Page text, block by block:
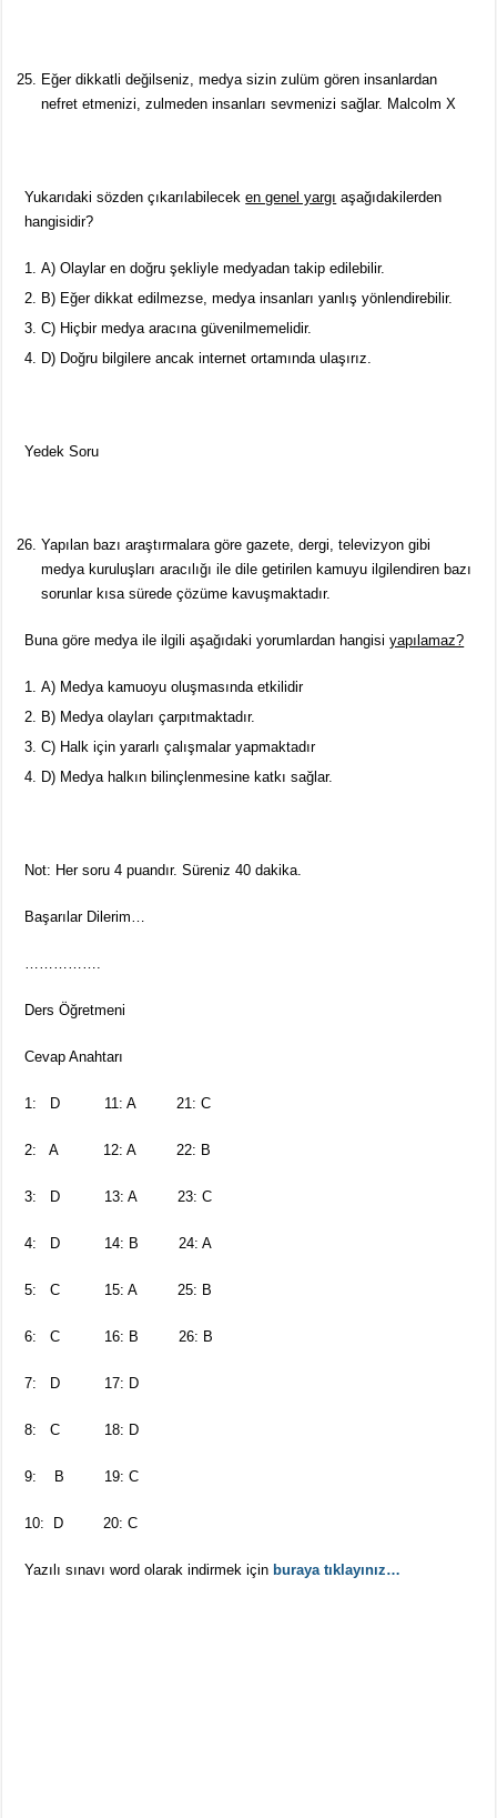
Eğer dikkatli değilseniz, medya sizin zulüm gören insanlardan
nefret etmenizi, zulmeden insanları sevmenizi sağlar. Malcolm X
Yukarıdaki sözden çıkarılabileceken genel yargı aşağıdakilerden
hangisidir?
A) Olaylar en doğru şekliyle medyadan takip edilebilir.
B) Eğer dikkat edilmezse, medya insanları yanlış yönlendirebilir.
C) Hiçbir medya aracına güvenilmemelidir.
D) Doğru bilgilere ancak internet ortamında ulaşırız.
Yedek Soru
Yapılan bazı araştırmalara göre gazete, dergi, televizyon gibi
medya kuruluşları aracılığı ile dile getirilen kamuyu ilgilendiren bazı
sorunlar kısa sürede çözüme kavuşmaktadır.
Buna göre medya ile ilgili aşağıdaki yorumlardan hangisiyapılamaz?
A) Medya kamuoyu oluşmasında etkilidir
B) Medya olayları çarpıtmaktadır.
C) Halk için yararlı çalışmalar yapmaktadır
D) Medya halkın bilinçlenmesine katkı sağlar.
Not: Her soru 4 puandır. Süreniz 40 dakika.
Başarılar Dilerim…
Ders Öğretmeni
Cevap Anahtarı
1: D 11: A 21: C
2: A 12: A 22: B
3: D 13: A 23: C
4: D 14: B 24: A
5: C 15: A 25: B
6: C 16: B 26: B
7: D 17: D
8: C 18: D
9: B 19: C
10: D 20: C
Yazılı sınavı word olarak indirmek için buraya tıklayınız…